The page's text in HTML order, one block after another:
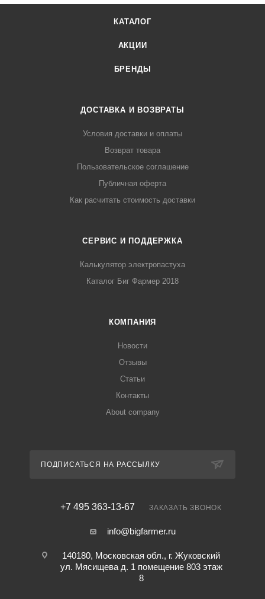
КАТАЛОГ
АКЦИИ
БРЕНДЫ
ДОСТАВКА И ВОЗВРАТЫ
Условия доставки и оплаты
Возврат товара
Пользовательское соглашение
Публичная оферта
Как расчитать стоимость доставки
СЕРВИС И ПОДДЕРЖКА
Калькулятор электропастуха
Каталог Биг Фармер 2018
КОМПАНИЯ
Новости
Отзывы
Статьи
Контакты
About company
ПОДПИСАТЬСЯ НА РАССЫЛКУ
+7 495 363-13-67 ЗАКАЗАТЬ ЗВОНОК
info@bigfarmer.ru
140180, Московская обл., г. Жуковский
ул. Мясищева д. 1 помещение 803 этаж
8